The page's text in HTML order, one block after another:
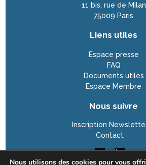
11 bis, rue de Milan
75009 Paris
Liens utiles
Espace presse
FAQ
Documents utiles
Espace Membre
Nous suivre
Inscription
Contact
Nous utilisons des cookies pour vous